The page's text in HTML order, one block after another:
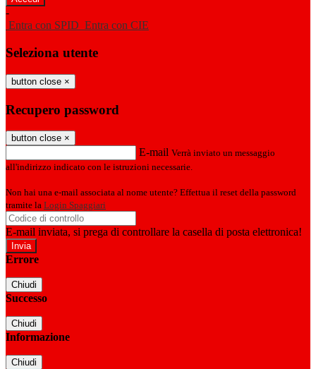
-
Entra con SPID Entra con CIE
Seleziona utente
button close ×
Recupero password
button close ×
E-mail Verrà inviato un messaggio
all'indirizzo indicato con le istruzioni necessarie.
Non hai una e-mail associata al nome utente? Effettua il reset della password
tramite la Login Spaggiari
E-mail inviata, si prega di controllare la casella di posta elettronica!
Errore
Chiudi
Successo
Chiudi
Informazione
Chiudi